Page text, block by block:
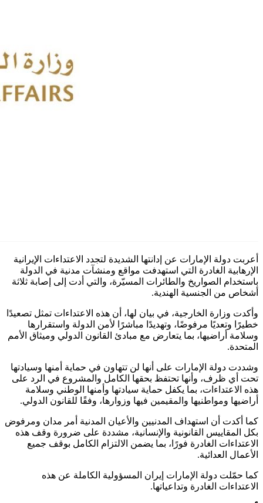
أعربت دولة الإمارات عن إدانتها الشديدة لتجدد الاعتداءات الإيرانية
الإرهابية الغادرة التي استهدفت مواقع ومنشآت مدنية في الدولة
باستخدام الصواريخ والطائرات المسيّرة، والتي أدت إلى إصابة ثلاثة
أشخاص من الجنسية الهندية.
وأكدت وزارة الخارجية، في بيان لها، أن هذه الاعتداءات تمثل تصعيدًا
خطيرًا وتعديًا مرفوضًا، وتهديدًا مباشرًا لأمن الدولة واستقرارها
وسلامة أراضيها، بما يتعارض مع مبادئ القانون الدولي وميثاق الأمم
المتحدة.
وشددت دولة الإمارات على أنها لن تتهاون في حماية أمنها وسيادتها
تحت أي ظرف، وأنها تحتفظ بحقها الكامل والمشروع في الرد على
هذه الاعتداءات، بما يكفل حماية سيادتها وأمنها الوطني وسلامة
أراضيها ومواطنيها والمقيمين فيها وزوارها، وفقًا للقانون الدولي.
كما أكدت أن استهداف المدنيين والأعيان المدنية أمر مدان ومرفوض
بكل المقاييس القانونية والإنسانية، مشددة على ضرورة وقف هذه
الاعتداءات الغادرة فورًا، بما يضمن الالتزام الكامل بوقف جميع
الأعمال العدائية.
كما حمّلت دولة الإمارات إيران المسؤولية الكاملة عن هذه
الاعتداءات الغادرة وتداعياتها.